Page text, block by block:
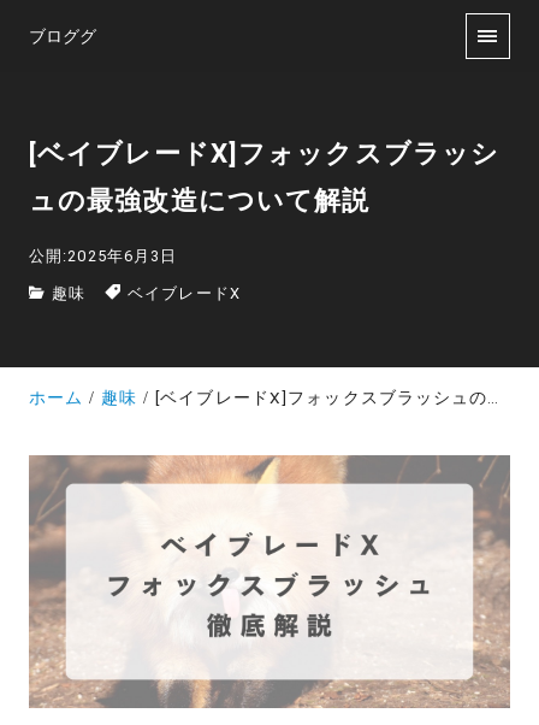
ブロググ
[ベイブレードX]フォックスブラッシ
ュの最強改造について解説
公開:2025年6月3日
趣味 ベイブレードX
ホーム 趣味 [ベイブレードX]フォックスブラッシュの最強改造について解説